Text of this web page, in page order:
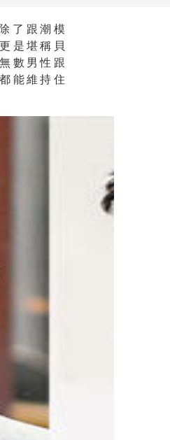
了跟潮模
是堪稱貝
數男性跟
能維持住